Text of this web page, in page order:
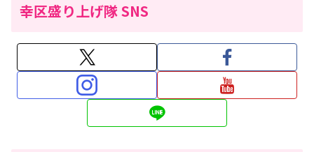
幸区盛り上げ隊 SNS